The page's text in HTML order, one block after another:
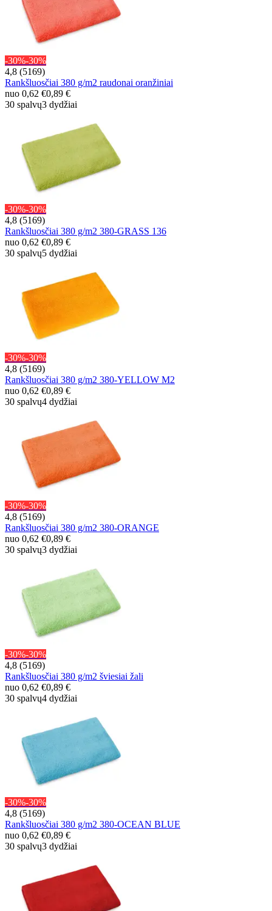
-30%-30%
4,8 (5169)
Rankšluosčiai 380 g/m2 raudonai oranžiniai
nuo 0,62 €0,89 €
30 spalvų3 dydžiai
-30%-30%
4,8 (5169)
Rankšluosčiai 380 g/m2 380-GRASS 136
nuo 0,62 €0,89 €
30 spalvų5 dydžiai
-30%-30%
4,8 (5169)
Rankšluosčiai 380 g/m2 380-YELLOW M2
nuo 0,62 €0,89 €
30 spalvų4 dydžiai
-30%-30%
4,8 (5169)
Rankšluosčiai 380 g/m2 380-ORANGE
nuo 0,62 €0,89 €
30 spalvų3 dydžiai
-30%-30%
4,8 (5169)
Rankšluosčiai 380 g/m2 šviesiai žali
nuo 0,62 €0,89 €
30 spalvų4 dydžiai
-30%-30%
4,8 (5169)
Rankšluosčiai 380 g/m2 380-OCEAN BLUE
nuo 0,62 €0,89 €
30 spalvų3 dydžiai